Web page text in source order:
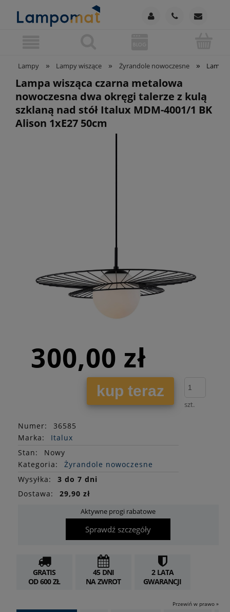
Lampy » Lampy wiszące » Żyrandole nowoczesne » Lampa
Lampa wisząca czarna metalowa
nowoczesna dwa okręgi talerze z kulą
szklaną nad stół Italux MDM-4001/1 BK
Alison 1xE27 50cm
300,00 zł
kup teraz
szt.
Numer:
36585
Marka:
Italux
Stan:
Nowy
Kategoria:
Żyrandole nowoczesne
Wysyłka:
3 do 7 dni
Dostawa:
29,90 zł
Aktywne progi rabatowe
Sprawdź szczegóły
GRATIS
OD 600 ZŁ
45 DNI
NA ZWROT
2 LATA
GWARANCJI
Przewiń w prawo »